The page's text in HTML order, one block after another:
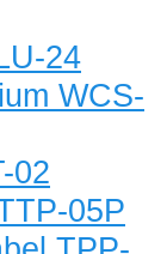
24
WCS-
02
05P